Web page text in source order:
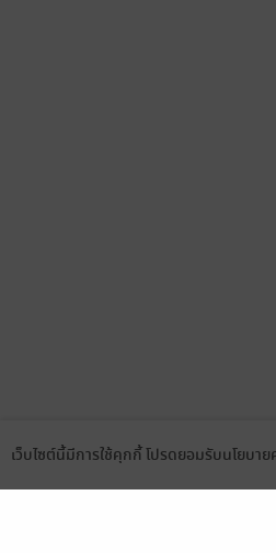
เว็บไซต์นี้มีการใช้คุกกี้ โปรดยอมรับนโยบ